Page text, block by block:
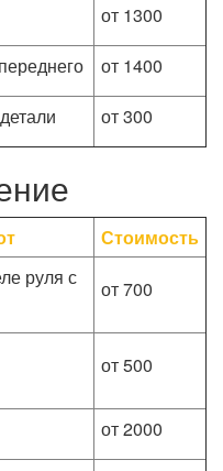
от 1300
от 1400
от 300
Стоимость
руля с
от 700
от 500
от 2000